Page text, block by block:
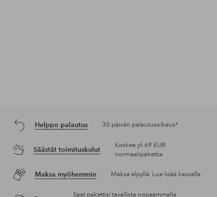
Helppo palautus 30 päivän palautusoikeus*
Säästät toimituskulut
Koskee yli 69 EUR
normaalipakettia
Maksa myöhemmin Maksa elpyllä. Lue lisää kassalla.
Saat pakettisi tavallista nopeammalla